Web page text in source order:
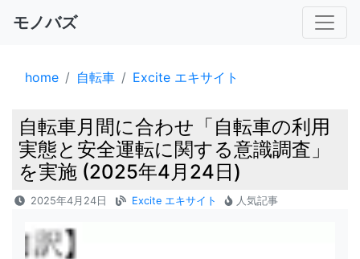
モノバズ
home 自転車 Excite エキサイト
自転車月間に合わせ「自転車の利用
実態と安全運転に関する意識調査」
を実施 (2025年4月24日)
2025年4月24日 Excite エキサイト 人気記事